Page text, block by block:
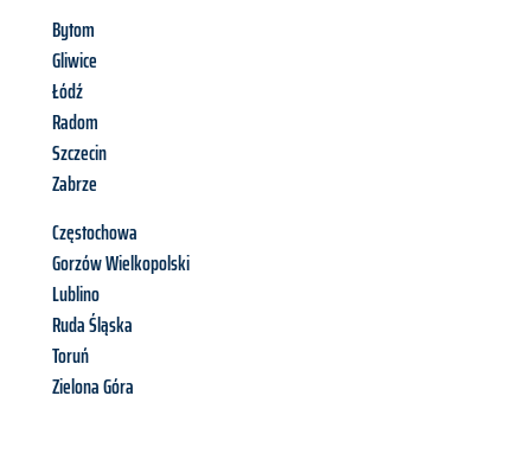
Bytom
Gliwice
Łódź
Radom
Szczecin
Zabrze
Częstochowa
Gorzów Wielkopolski
Lublino
Ruda Śląska
Toruń
Zielona Góra